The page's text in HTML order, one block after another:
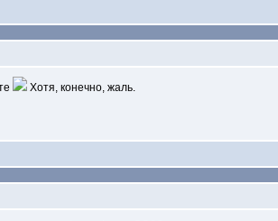
Хотя, конечно, жаль.